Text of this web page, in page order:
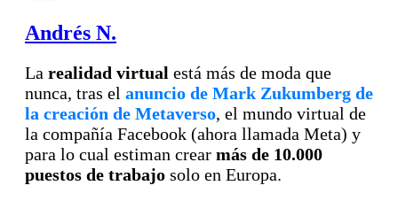
Andrés N.
La realidad virtual está más de moda que
nunca, tras el anuncio de Mark Zukumberg de
la creación de Metaverso, el mundo virtual de
la compañía Facebook (ahora llamada Meta) y
para lo cual estiman crear más de 10.000
puestos de trabajo solo en Europa.